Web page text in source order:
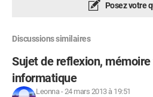
Posez votre
Discussions similaires
Sujet de reflexion,
informatique
Leonna-24 mars 2013 à 19:51